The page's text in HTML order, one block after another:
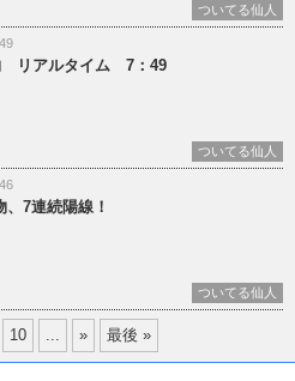
ついてる仙人
ついてる仙人
リアルタイム 7：49
ついてる仙人
、7連続陽線！
10 » 最後 »